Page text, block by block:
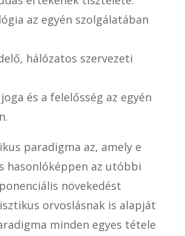
az egyén szolgálatában
hálózatos szervezeti
és a felelősség az egyén
paradigma az, amely e
hasonlóképpen az utóbbi
növekedést
orvoslásnak is alapját
minden egyes tétele